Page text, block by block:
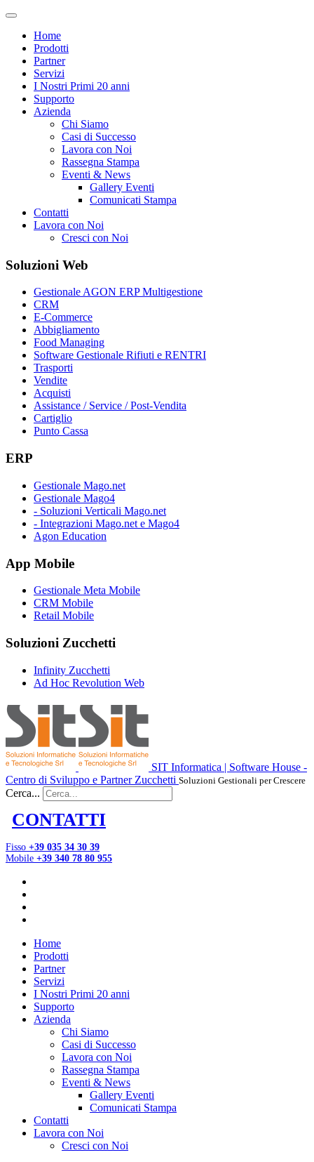
Home
Prodotti
Partner
Servizi
I Nostri Primi 20 anni
Supporto
Azienda
Chi Siamo
Casi di Successo
Lavora con Noi
Rassegna Stampa
Eventi & News
Gallery Eventi
Comunicati Stampa
Contatti
Lavora con Noi
Cresci con Noi
Soluzioni Web
Gestionale AGON ERP Multigestione
CRM
E-Commerce
Abbigliamento
Food Managing
Software Gestionale Rifiuti e RENTRI
Trasporti
Vendite
Acquisti
Assistance / Service / Post-Vendita
Cartiglio
Punto Cassa
ERP
Gestionale Mago.net
Gestionale Mago4
- Soluzioni Verticali Mago.net
- Integrazioni Mago.net e Mago4
Agon Education
App Mobile
Gestionale Meta Mobile
CRM Mobile
Retail Mobile
Soluzioni Zucchetti
Infinity Zucchetti
Ad Hoc Revolution Web
SIT Informatica | Software House -
Centro di Sviluppo e Partner Zucchetti Soluzioni Gestionali per Crescere
Cerca...
CONTATTI
Fisso +39 035 34 30 39
Mobile +39 340 78 80 955
Home
Prodotti
Partner
Servizi
I Nostri Primi 20 anni
Supporto
Azienda
Chi Siamo
Casi di Successo
Lavora con Noi
Rassegna Stampa
Eventi & News
Gallery Eventi
Comunicati Stampa
Contatti
Lavora con Noi
Cresci con Noi